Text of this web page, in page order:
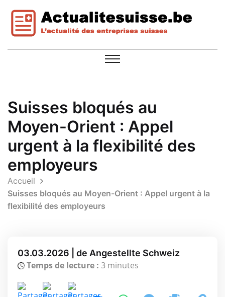
Suisses bloqués au
Moyen-Orient : Appel
urgent à la flexibilité des
employeurs
Accueil
Suisses bloqués au Moyen-Orient : Appel urgent à la
flexibilité des employeurs
03.03.2026 | de Angestellte Schweiz
Temps de lecture : 3 minutes